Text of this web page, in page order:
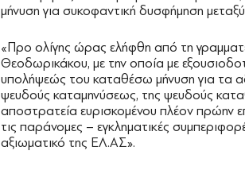
μήνυση για συκοφαντική δυσφήμηση
«Προ ολίγης ώρας ελήφθη από τη
Θεοδωρικάκου, με την οποία με
υπολήψεώς του καταθέσω μήνυση για τα
ψευδούς καταμηνύσεως, της ψευδούς
αποστρατεία ευρισκομένου πλέον πρώην
τις παράνομες – εγκληματικές
αξιωματικό της ΕΛ.ΑΣ».